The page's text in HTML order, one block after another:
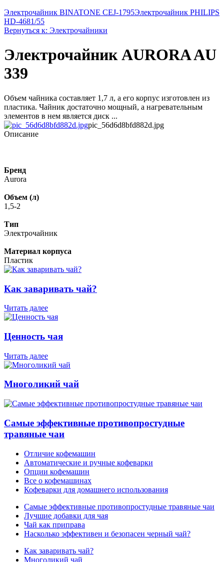
Электрочайник BINATONE CEJ-1795Электрочайник PHILIPS
HD-4681/55
Вернуться к: Электрочайники
Электрочайник AURORA AU
339
Объем чайника составляет 1,7 л, а его корпус изготовлен из
пластика. Чайник достаточно мощный, а нагревательным
элементов в нем является диск ...
pic_56d6d8bfd882d.jpg
Описание
Бренд
Aurora
Объем (л)
1,5-2
Тип
Электрочайник
Материал корпуса
Пластик
Как заваривать чай?
Читать далее
Ценность чая
Читать далее
Многоликий чай
Самые эффективные противопростудные
травяные чаи
Отличие кофемашин
Автоматические и ручные кофеварки
Опции кофемашин
Все о кофемашинах
Кофеварки для домашнего использования
Самые эффективные противопростудные травяные чаи
Лучшие добавки для чая
Чай как приправа
Насколько эффективен и безопасен черный чай?
Как заваривать чай?
Многоликий чай